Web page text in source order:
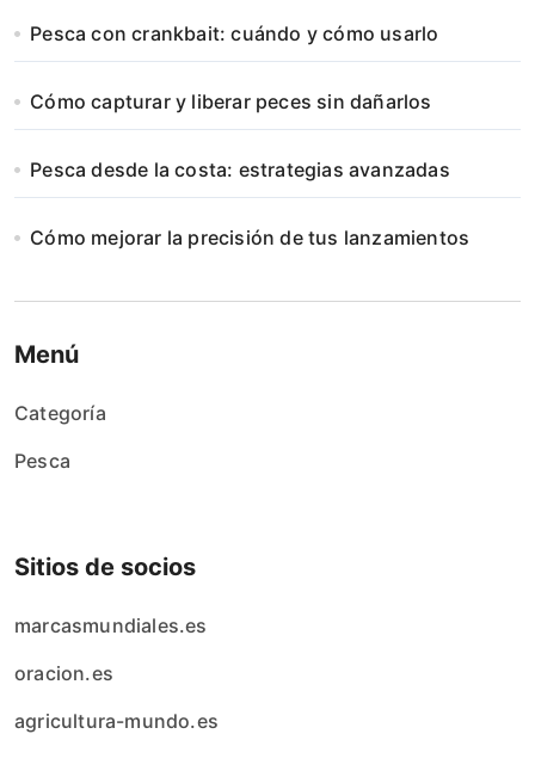
Pesca con crankbait: cuándo y cómo usarlo
Cómo capturar y liberar peces sin dañarlos
Pesca desde la costa: estrategias avanzadas
Cómo mejorar la precisión de tus lanzamientos
Menú
Categoría
Pesca
Sitios de socios
marcasmundiales.es
oracion.es
agricultura-mundo.es